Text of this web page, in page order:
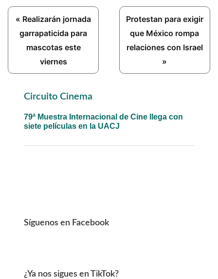
Previous
Post:
« Realizarán jornada
garrapaticida para
mascotas este
viernes
Next
Post:
Protestan para exigir
que México rompa
relaciones con Israel
»
Primary
Circuito Cinema
79ª Muestra Internacional de Cine llega con
siete películas en la UACJ
Síguenos en Facebook
¿Ya nos sigues en TikTok?